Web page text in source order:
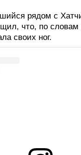
рядом с
что, по
своих ног.